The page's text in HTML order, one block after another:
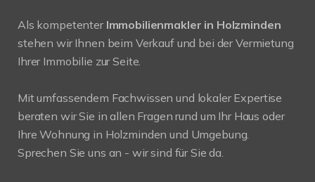
Als kompetenter Immobilienmakler in Holzminden
stehen wir Ihnen beim Verkauf und bei der Vermietung
Ihrer Immobilie zur Seite.
Mit umfassendem Fachwissen und lokaler Expertise
beraten wir Sie in allen Fragen rund um Ihr Haus oder
Ihre Wohnung in Holzminden und Umgebung.
Sprechen Sie uns an - wir sind für Sie da.